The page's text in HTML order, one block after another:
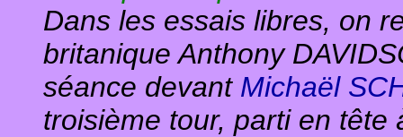
Dans les essais libres, on
britanique Anthony
séance devantMichaël
troisième tour, parti en